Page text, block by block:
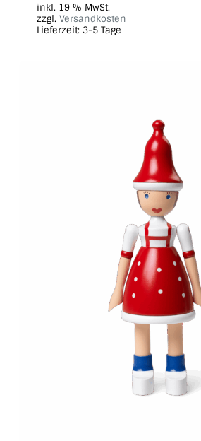
inkl. 19 % MwSt.
zzgl. Versandkosten
Lieferzeit: 3-5 Tage